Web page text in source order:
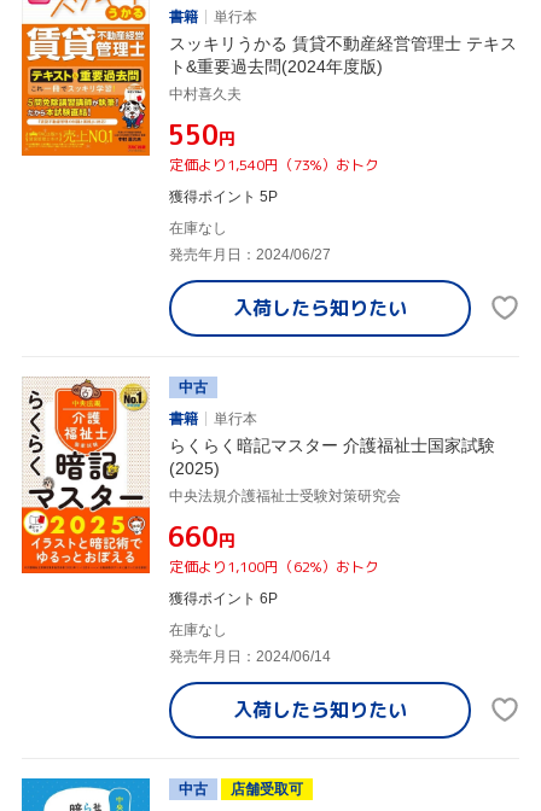
書籍
単行本
スッキリうかる 賃貸不動産経営管理士 テキス
ト&重要過去問(2024年度版)
中村喜久夫
¥550円
定価より1,540円（73%）おトク
獲得ポイント 5P
在庫なし
発売年月日：2024/06/27
入荷したら知りたい
中古
書籍
単行本
らくらく暗記マスター 介護福祉士国家試験
(2025)
中央法規介護福祉士受験対策研究会
¥660円
定価より1,100円（62%）おトク
獲得ポイント 6P
在庫なし
発売年月日：2024/06/14
入荷したら知りたい
中古
店舗受取可